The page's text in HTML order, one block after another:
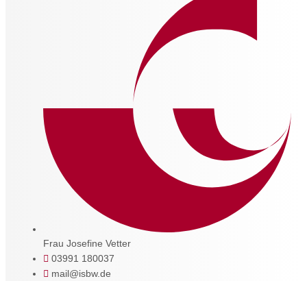
Frau Josefine Vetter
03991 180037
mail@isbw.de